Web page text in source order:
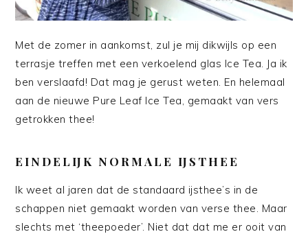
Met de zomer in aankomst, zul je mij dikwijls op een
terrasje treffen met een verkoelend glas Ice Tea. Ja ik
ben verslaafd! Dat mag je gerust weten. En helemaal
aan de nieuwe Pure Leaf Ice Tea, gemaakt van vers
getrokken thee!
EINDELIJK NORMALE IJSTHEE
Ik weet al jaren dat de standaard ijsthee’s in de
schappen niet gemaakt worden van verse thee. Maar
slechts met ‘theepoeder’. Niet dat dat me er ooit van